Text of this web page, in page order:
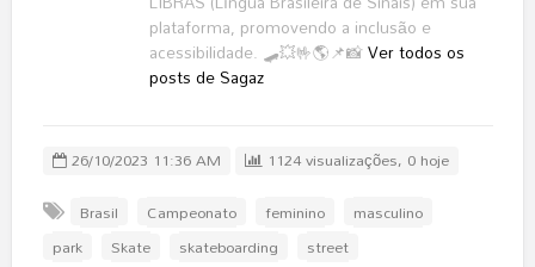
plataforma, promovendo a inclusão e
acessibilidade. 🛹💥🤟🌎📌📸Ver todos os
posts de Sagaz
26/10/2023 11:36 AM
1124 visualizações, 0 hoje
Brasil
Campeonato feminino
masculino
park
Skate skateboarding street